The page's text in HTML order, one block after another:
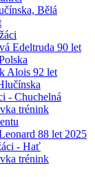
Bělá
Edeltruda 90 let
Alois 92 let
- Chuchelná
trénink
88 let 2025
- Hať
trénink